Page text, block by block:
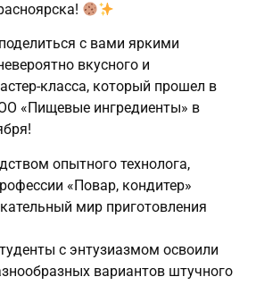
с вами яркими
вкусного и
класса, который прошел в
«Пищевые ингредиенты» в
опытного технолога,
«Повар, кондитер»
мир приготовления
с энтузиазмом освоили
вариантов штучного